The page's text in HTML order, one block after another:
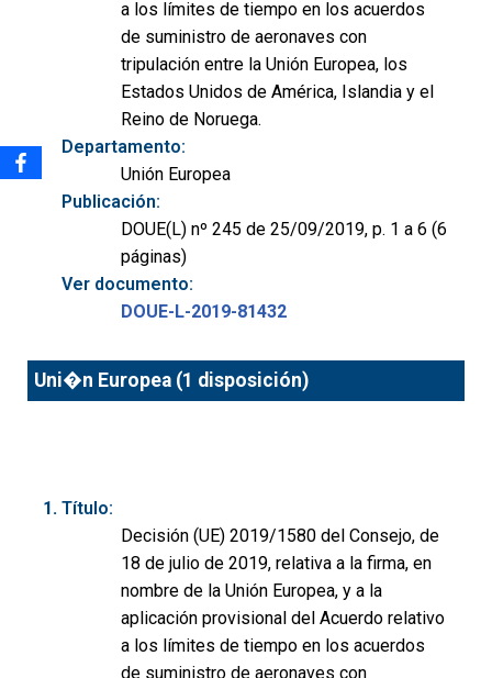
a los límites de tiempo en los acuerdos
de suministro de aeronaves con
tripulación entre la Unión Europea, los
Estados Unidos de América, Islandia y el
Reino de Noruega.
Departamento:
Unión Europea
Publicación:
DOUE(L) nº 245 de 25/09/2019, p. 1 a 6 (6
páginas)
Ver documento:
DOUE-L-2019-81432
Uni�n Europea (1 disposición)
Título:
Decisión (UE) 2019/1580 del Consejo, de
18 de julio de 2019, relativa a la firma, en
nombre de la Unión Europea, y a la
aplicación provisional del Acuerdo relativo
a los límites de tiempo en los acuerdos
de suministro de aeronaves con